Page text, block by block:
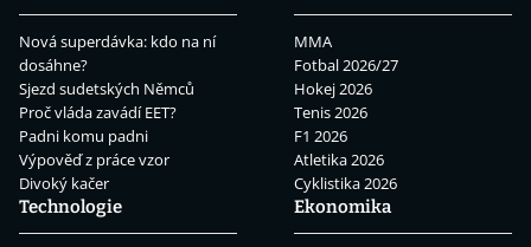
Nová superdávka: kdo na ní
dosáhne?
Sjezd sudetských Němců
Proč vláda zavádí EET?
Padni komu padni
Výpověď z práce vzor
Divoký kačer
MMA
Fotbal 2026/27
Hokej 2026
Tenis 2026
F1 2026
Atletika 2026
Cyklistika 2026
Technologie
Ekonomika